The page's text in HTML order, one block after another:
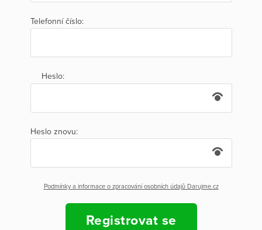
Telefonní číslo:
Heslo:
Heslo znovu:
Podmínky a informace o zpracování osobních údajů Darujme.cz
Registrovat se